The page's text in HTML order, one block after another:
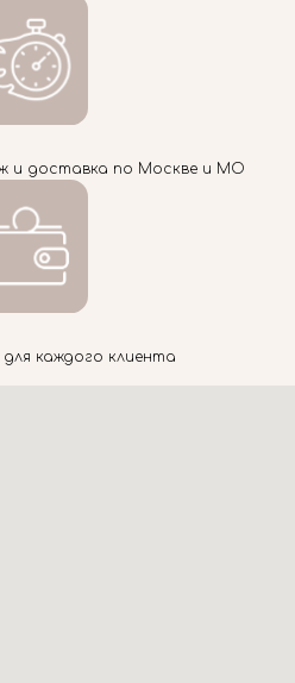
и доставка по Москве и МО
каждого клиента